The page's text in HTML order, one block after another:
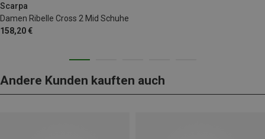
Scarpa
Damen Ribelle Cross 2 Mid Schuhe
158,20 €
Andere Kunden kauften auch